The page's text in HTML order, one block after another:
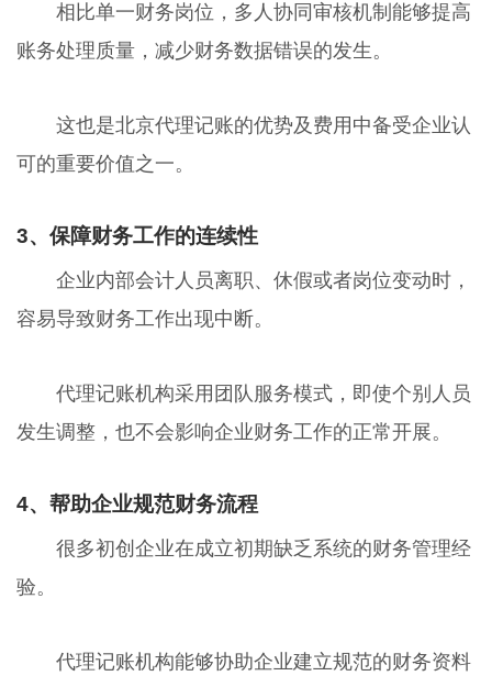
相比单一财务岗位，多人协同审核机制能够提高
账务处理质量，减少财务数据错误的发生。
这也是北京代理记账的优势及费用中备受企业认
可的重要价值之一。
3、保障财务工作的连续性
企业内部会计人员离职、休假或者岗位变动时，
容易导致财务工作出现中断。
代理记账机构采用团队服务模式，即使个别人员
发生调整，也不会影响企业财务工作的正常开展。
4、帮助企业规范财务流程
很多初创企业在成立初期缺乏系统的财务管理经
验。
代理记账机构能够协助企业建立规范的财务资料